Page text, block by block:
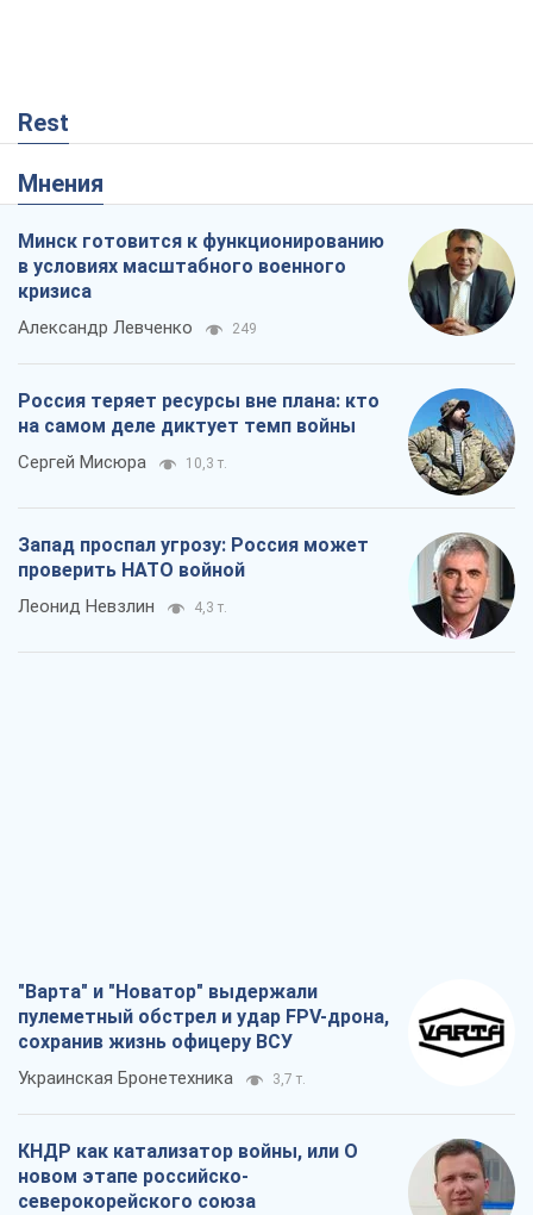
Rest
Мнения
Минск готовится к функционированию
в условиях масштабного военного
кризиса
Александр Левченко 249
Россия теряет ресурсы вне плана: кто
на самом деле диктует темп войны
Сергей Мисюра 10,3 т.
Запад проспал угрозу: Россия может
проверить НАТО войной
Леонид Невзлин 4,3 т.
"Варта" и "Новатор" выдержали
пулеметный обстрел и удар FPV-дрона,
сохранив жизнь офицеру ВСУ
Украинская Бронетехника 3,7 т.
КНДР как катализатор войны, или О
новом этапе российско-
северокорейского союза